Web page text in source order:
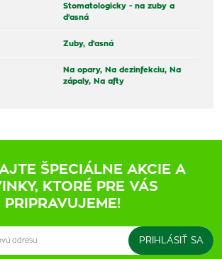
Stomatologicky - na zuby a
ďasná
Zuby, ďasná
Na opary, Na dezinfekciu, Na
zápaly, Na afty
ŠPECIÁLNE AKCIE A
KTORÉ PRE VÁS
PRIPRAVUJEME!